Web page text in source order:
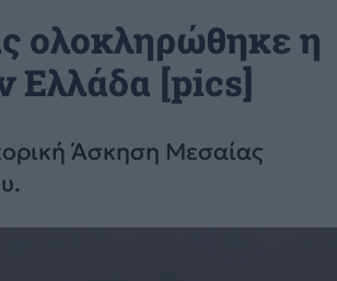
ολοκληρώθηκε η
Ελλάδα [pics]
Άσκηση Μεσαίας